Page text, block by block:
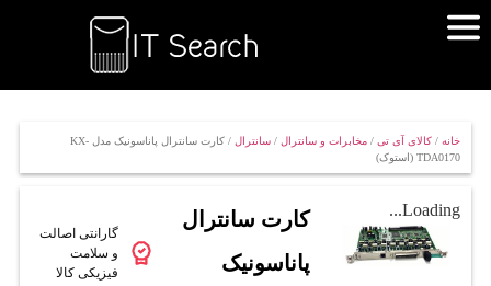
خانه/ کالای آی تی/ مخابرات و سانترال / سانترال
/ کارت سانترال پاناسونیک مدل KX-
TDA0170 (استوک)
Loading...
کارت سانترال
پاناسونیک
گارانتی اصالت
و سلامت
فیزیکی کالا